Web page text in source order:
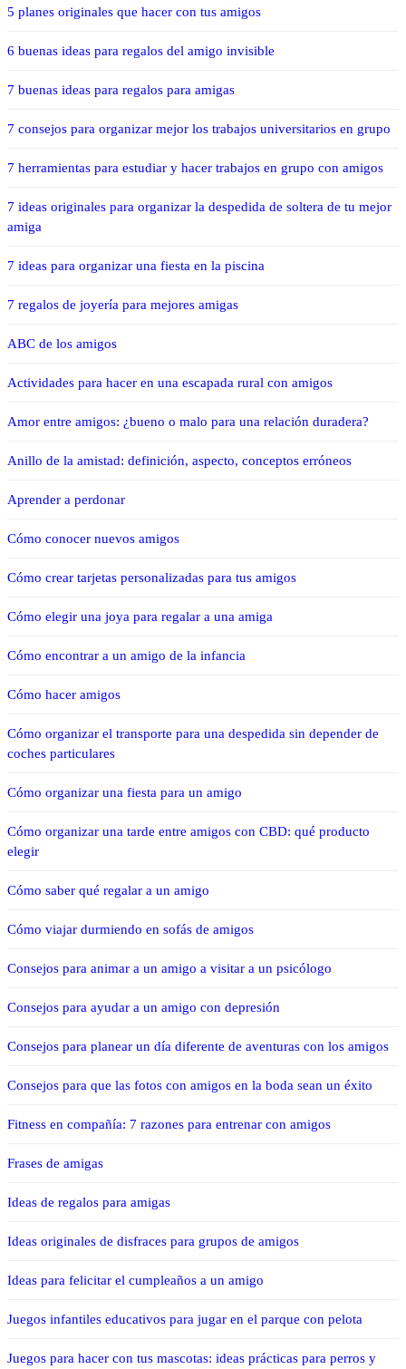
5 planes originales que hacer con tus amigos
6 buenas ideas para regalos del amigo invisible
7 buenas ideas para regalos para amigas
7 consejos para organizar mejor los trabajos universitarios en grupo
7 herramientas para estudiar y hacer trabajos en grupo con amigos
7 ideas originales para organizar la despedida de soltera de tu mejor
amiga
7 ideas para organizar una fiesta en la piscina
7 regalos de joyería para mejores amigas
ABC de los amigos
Actividades para hacer en una escapada rural con amigos
Amor entre amigos: ¿bueno o malo para una relación duradera?
Anillo de la amistad: definición, aspecto, conceptos erróneos
Aprender a perdonar
Cómo conocer nuevos amigos
Cómo crear tarjetas personalizadas para tus amigos
Cómo elegir una joya para regalar a una amiga
Cómo encontrar a un amigo de la infancia
Cómo hacer amigos
Cómo organizar el transporte para una despedida sin depender de
coches particulares
Cómo organizar una fiesta para un amigo
Cómo organizar una tarde entre amigos con CBD: qué producto
elegir
Cómo saber qué regalar a un amigo
Cómo viajar durmiendo en sofás de amigos
Consejos para animar a un amigo a visitar a un psicólogo
Consejos para ayudar a un amigo con depresión
Consejos para planear un día diferente de aventuras con los amigos
Consejos para que las fotos con amigos en la boda sean un éxito
Fitness en compañía: 7 razones para entrenar con amigos
Frases de amigas
Ideas de regalos para amigas
Ideas originales de disfraces para grupos de amigos
Ideas para felicitar el cumpleaños a un amigo
Juegos infantiles educativos para jugar en el parque con pelota
Juegos para hacer con tus mascotas: ideas prácticas para perros y